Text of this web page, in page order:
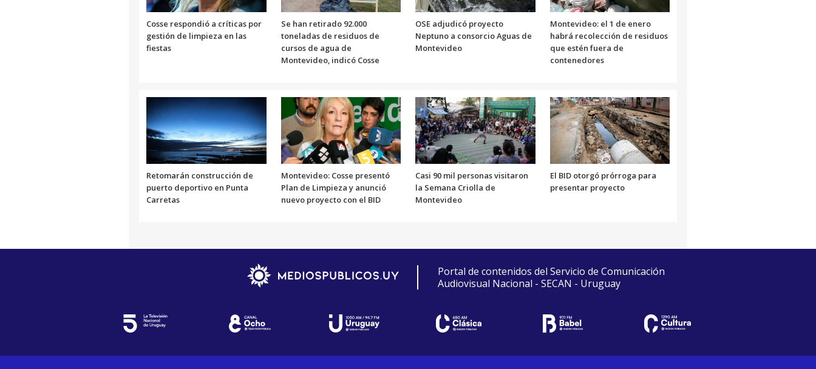
Cosse respondió a críticas por
gestión de limpieza en las
fiestas
Se han retirado 92.000
toneladas de residuos de
cursos de agua de
Montevideo, indicó Cosse
OSE adjudicó proyecto
Neptuno a consorcio Aguas de
Montevideo
Montevideo: el 1 de enero
habrá recolección de residuos
que estén fuera de
contenedores
Retomarán construcción de
puerto deportivo en Punta
Carretas
Montevideo: Cosse presentó
Plan de Limpieza y anunció
nuevo proyecto con el BID
Casi 90 mil personas visitaron
la Semana Criolla de
Montevideo
El BID otorgó prórroga para
presentar proyecto
Portal de contenidos del Servicio de Comunicación
Audiovisual Nacional - SECAN - Uruguay